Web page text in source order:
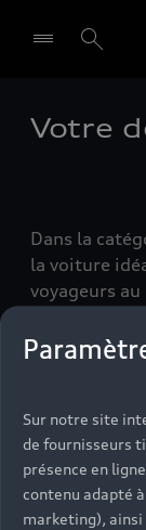
Select
Votre
Dans la
la voiture
voyageurs
Sur notre site
de fournisseurs
présence en
contenu adapté
marketing),